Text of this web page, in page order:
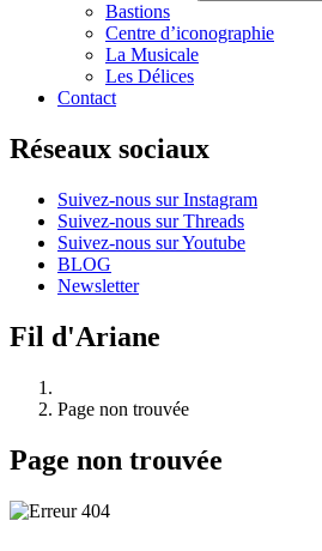
Bastions
Centre d’iconographie
La Musicale
Les Délices
Contact
Réseaux sociaux
Suivez-nous sur Instagram
Suivez-nous sur Threads
Suivez-nous sur Youtube
BLOG
Newsletter
Fil d'Ariane
Page non trouvée
Page non trouvée